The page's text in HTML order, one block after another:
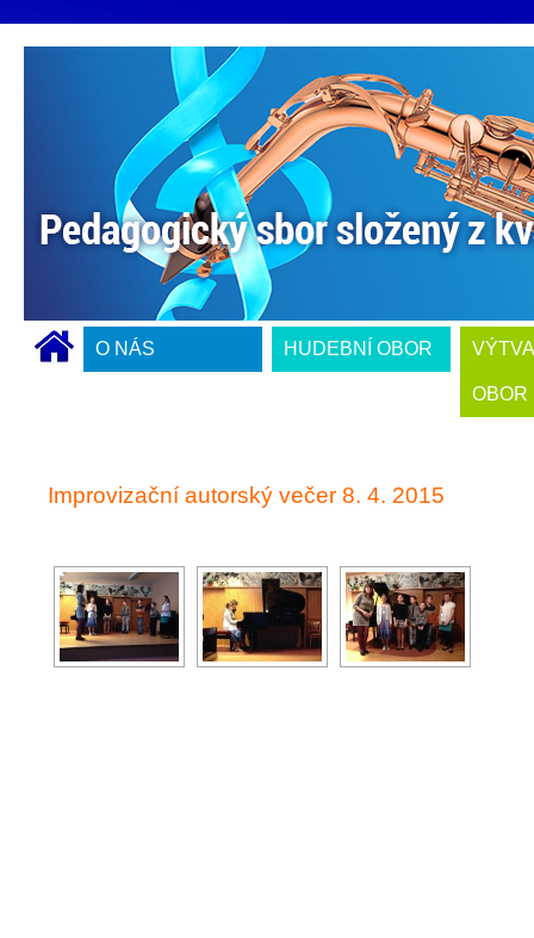
O NÁS HUDEBNÍ OBOR
OBOR
Improvizační autorský večer 8. 4. 2015